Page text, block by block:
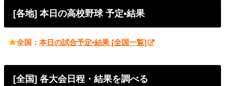
[各地] 本日の高校野球 予定•結果
全国：本日の試合予定•結果 [全国一覧]
[全国] 各大会日程・結果を調べる